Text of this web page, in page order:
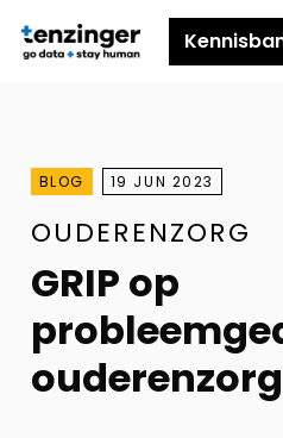
Tenzinger
BLOG 19 JUN 2023
OUDERENZORG
GRIP op
ouderenzorg